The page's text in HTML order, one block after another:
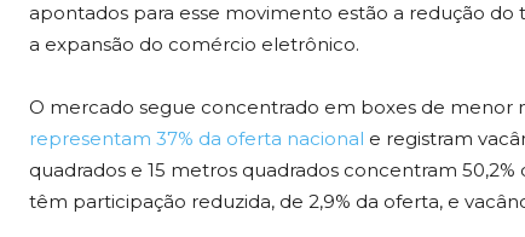
apontados para esse movimento estão a redução
a expansão do comércio eletrônico.
O mercado segue concentrado em boxes de menor
representam 37% da oferta nacional e registram
quadrados e 15 metros quadrados concentram
têm participação reduzida, de 2,9% da oferta, e